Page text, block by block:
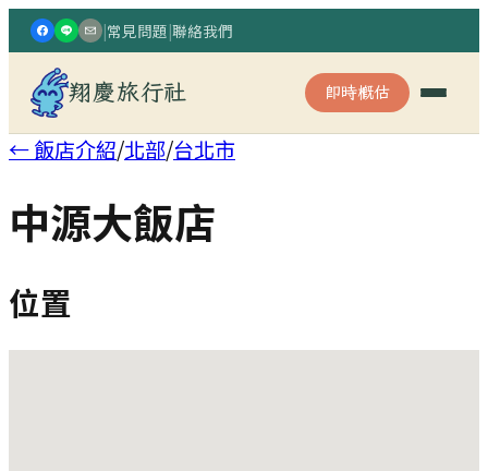
|常見問題|聯絡我們
翔慶旅行社 即時概估
← 飯店介紹/北部/台北市
中源大飯店
位置